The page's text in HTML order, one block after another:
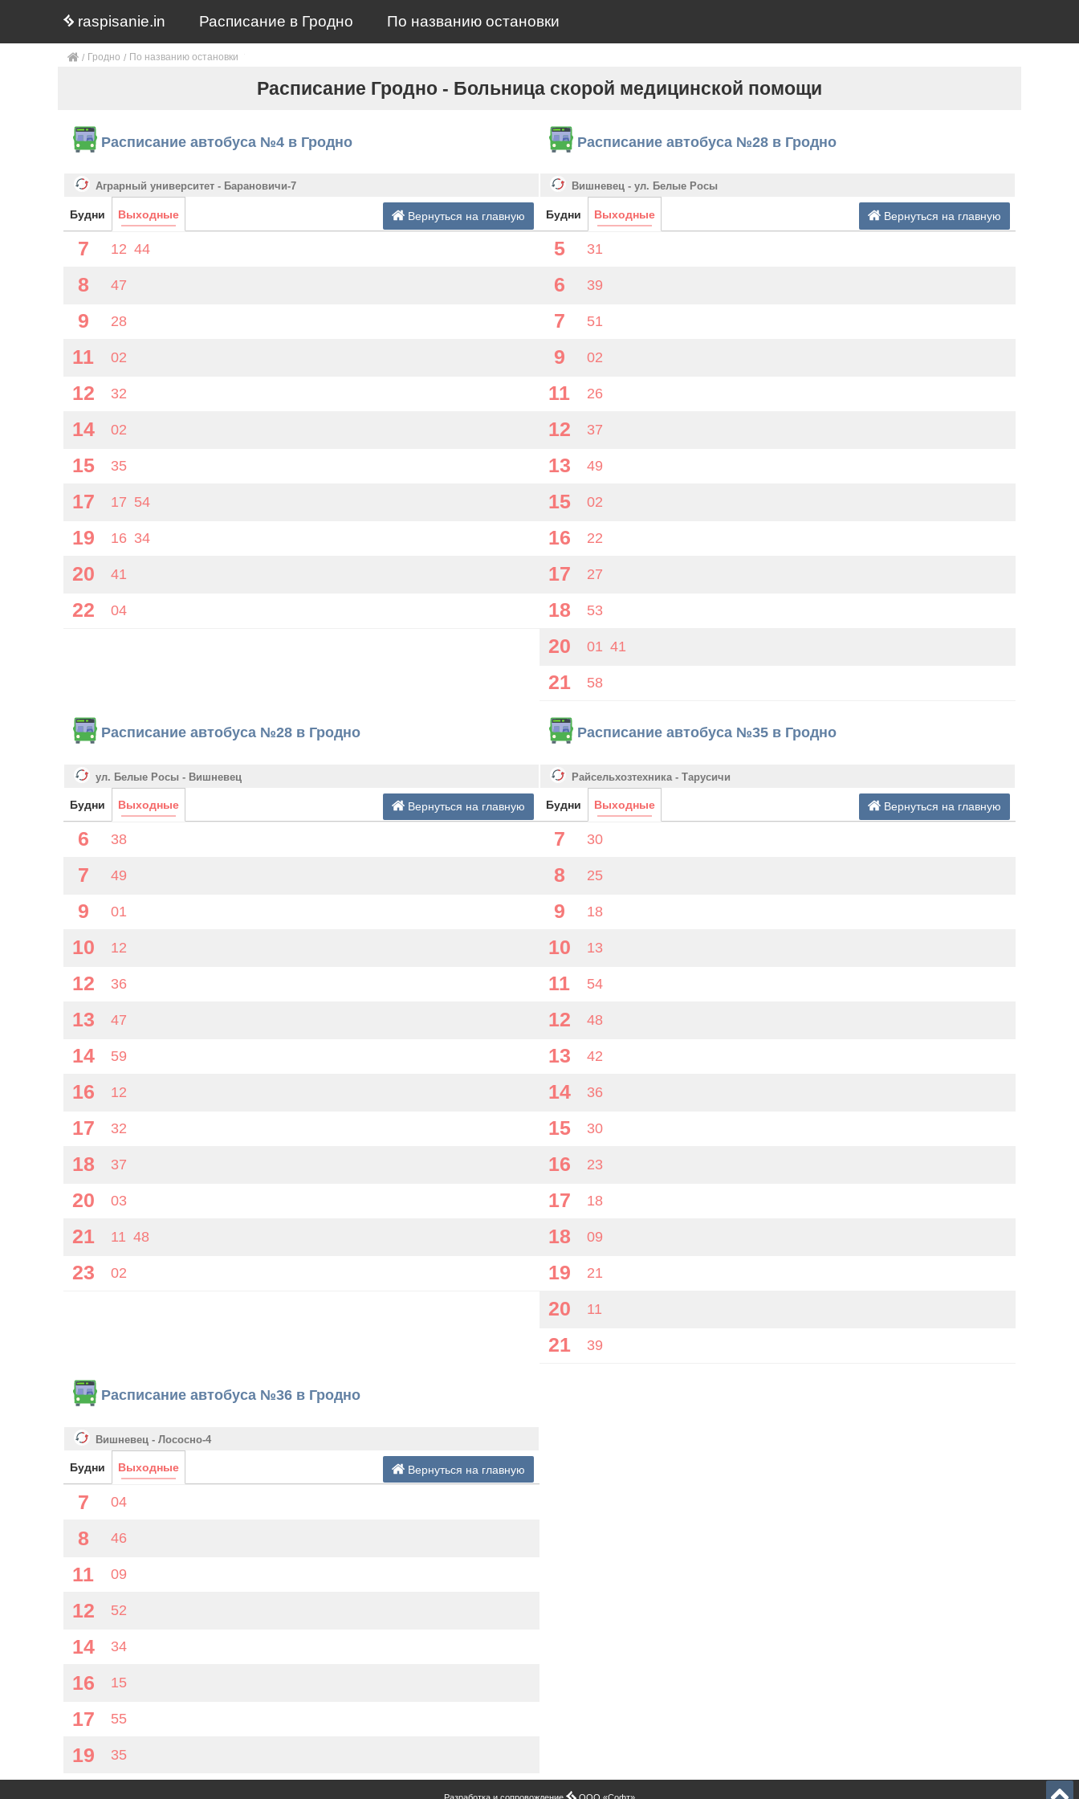
raspisanie.in Расписание в Гродно По названию остановки
Гродно По названию остановки
Расписание Гродно - Больница скорой медицинской помощи
Расписание автобуса №4 в Гродно
Аграрный университет - Барановичи-7
Вернуться на главную
Будни Выходные
7 12 44
8 47
9 28
11 02
12 32
14 02
15 35
17 17 54
19 16 34
20 41
22 04
Расписание автобуса №28 в Гродно
Вишневец - ул. Белые Росы
Вернуться на главную
Будни Выходные
5 31
6 39
7 51
9 02
11 26
12 37
13 49
15 02
16 22
17 27
18 53
20 01 41
21 58
Расписание автобуса №28 в Гродно
ул. Белые Росы - Вишневец
Вернуться на главную
Будни Выходные
6 38
7 49
9 01
10 12
12 36
13 47
14 59
16 12
17 32
18 37
20 03
21 11 48
23 02
Расписание автобуса №35 в Гродно
Райсельхозтехника - Тарусичи
Вернуться на главную
Будни Выходные
7 30
8 25
9 18
10 13
11 54
12 48
13 42
14 36
15 30
16 23
17 18
18 09
19 21
20 11
21 39
Расписание автобуса №36 в Гродно
Вишневец - Лососно-4
Вернуться на главную
Будни Выходные
7 04
8 46
11 09
12 52
14 34
16 15
17 55
19 35